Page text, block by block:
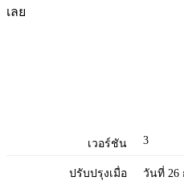
เลย
เวอร์ชัน 3
ปรับปรุงเมื่อ วันที่ 26